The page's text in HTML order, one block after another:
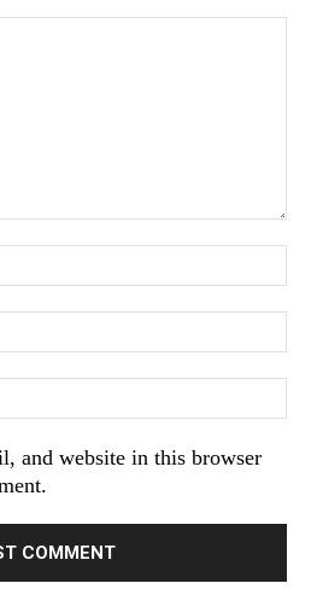
and website in this browser